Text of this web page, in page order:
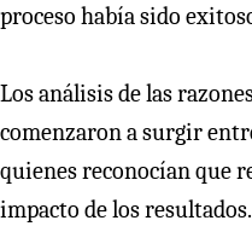
proceso había sido
Los análisis de las
comenzaron a surgir
quienes reconocían que
impacto de los